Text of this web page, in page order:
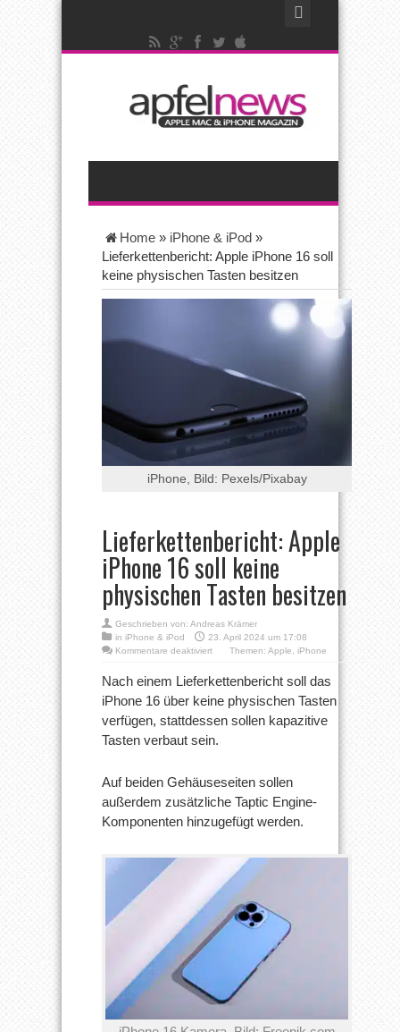
Home » iPhone & iPod »
Lieferkettenbericht: Apple iPhone 16 soll
keine physischen Tasten besitzen
iPhone, Bild: Pexels/Pixabay
Lieferkettenbericht: Apple
iPhone 16 soll keine
physischen Tasten besitzen
Geschrieben von: Andreas Krämer
in iPhone & iPod
23. April 2024 um 17:08
Kommentare deaktiviertfür
iPhone
16
keine
physischen
Themen: Apple iPhone
Nach einem Lieferkettenbericht soll das
iPhone 16 über keine physischen Tasten
verfügen, stattdessen sollen kapazitive
Tasten verbaut sein.
Auf beiden Gehäuseseiten sollen
außerdem zusätzliche Taptic Engine-
Komponenten hinzugefügt werden.